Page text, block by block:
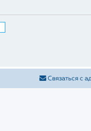
Связаться с